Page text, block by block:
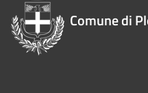
Comune di